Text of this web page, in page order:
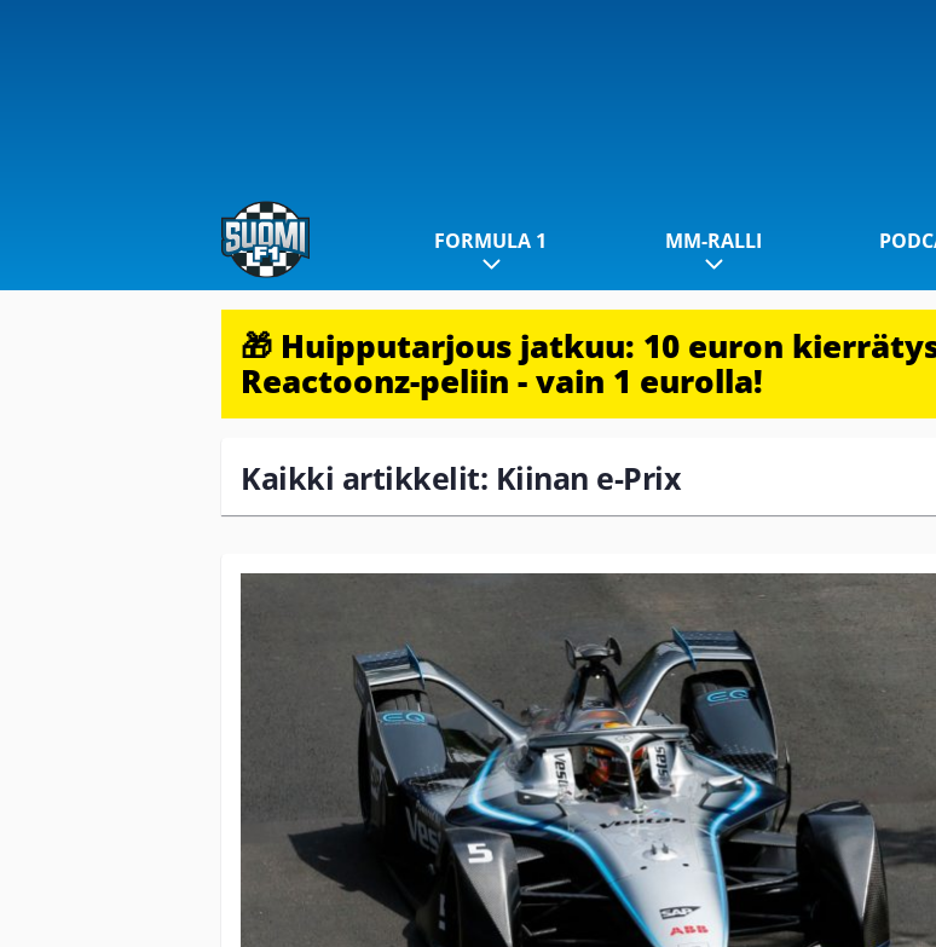
FORMULA 1 MM-RALLI
🎁 Huipputarjous jatkuu: 10 euron
Reactoonz-peliin - vain 1 eurolla!
Kaikki artikkelit: Kiinan e-Prix